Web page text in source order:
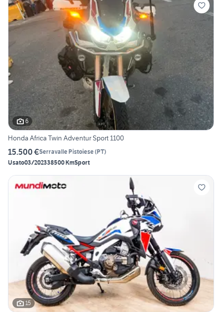
6
Honda Africa Twin Adventur Sport 1100
15.500 €Serravalle Pistoiese(PT)
Usato03/202338500 KmSport
15